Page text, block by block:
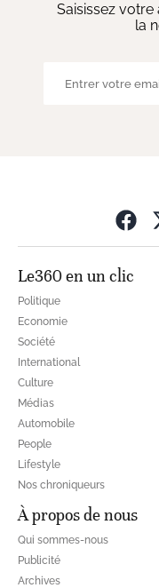
Saisissez
la
Le360 en un clic
Politique
Economie
Société
International
Culture
Médias
Automobile
People
Lifestyle
Nos chroniqueurs
À propos de nous
Qui sommes-nous
Publicité
Archives